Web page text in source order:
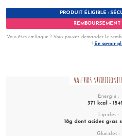
PRODUIT ÉLIGIBLE :
REMBOURSEMENT
Vous êtes cœliaque ? Vous pouvez demander le
! En savoir
VALEURS
Énergie :
371 kcal -
Lipides :
18g dont acides gras
Glucides :